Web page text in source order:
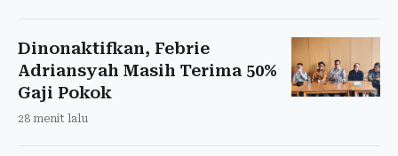
Dinonaktifkan, Febrie
Adriansyah Masih Terima 50%
Gaji Pokok
28 menit lalu